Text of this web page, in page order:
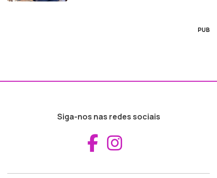
PUB
Siga-nos nas redes sociais
Aceder ao